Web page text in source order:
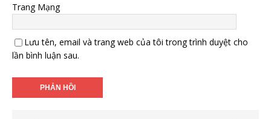
Trang Mạng
Lưu tên, email và trang web của tôi trong trình duyệt cho
lần bình luận sau.